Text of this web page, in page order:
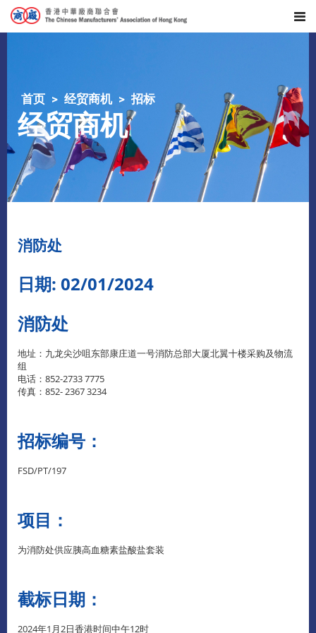
首页 经贸商机 招标
经贸商机
消防处
日期: 02/01/2024
消防处
地址：九龙尖沙咀东部康庄道一号消防总部大厦北翼十楼采购及物流
组
电话：852-2733 7775
传真：852- 2367 3234
招标编号：
FSD/PT/197
项目：
为消防处供应胰高血糖素盐酸盐套装
截标日期：
2024年1月2日香港时间中午12时